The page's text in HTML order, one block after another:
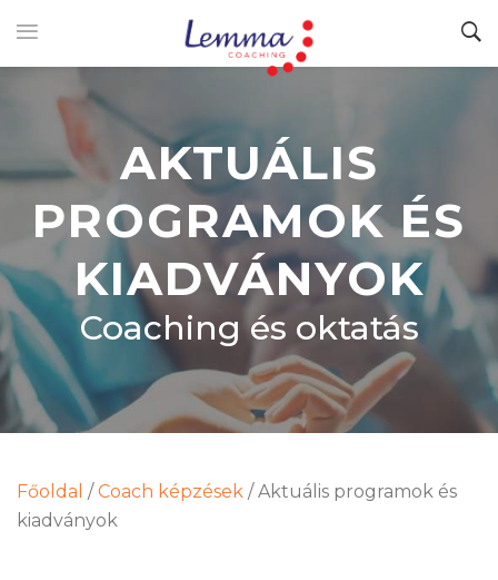
AKTUÁLIS
PROGRAMOK ÉS
KIADVÁNYOK
Coaching és oktatás
Főoldal / Coach képzések / Aktuális programok és
kiadványok